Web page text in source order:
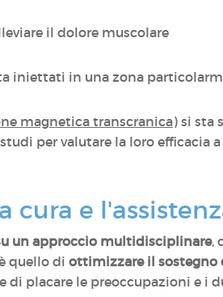
il dolore muscolare
iniettati in una zona
magnetica transcranica) si sta
per valutare la loro efficacia
cura e
un approccio multidisciplinare,
quello di ottimizzare il sostegno
di placare le preoccupazioni e i